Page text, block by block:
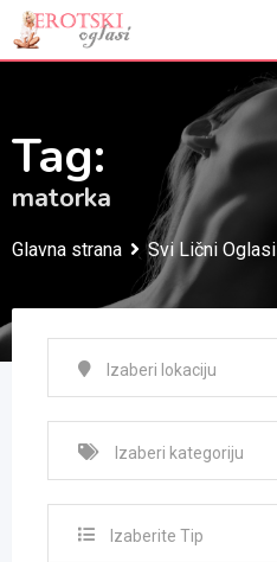
Skip
to
Tag:
matorka
Glavna strana Svi Lični Oglasi
Izaberite Tip